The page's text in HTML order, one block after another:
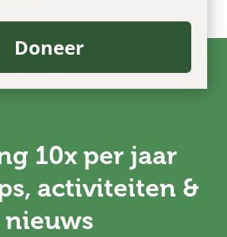
Doneer
10x per jaar
activiteiten &
nieuws